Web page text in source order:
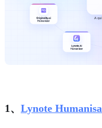
1、 Lynote